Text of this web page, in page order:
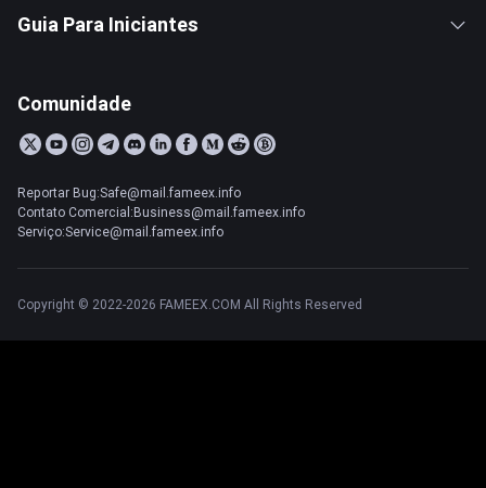
Guia Para Iniciantes
Comunidade
Reportar Bug:Safe@mail.fameex.info
Contato Comercial:Business@mail.fameex.info
Serviço:Service@mail.fameex.info
Copyright © 2022-2026 FAMEEX.COM All Rights Reserved